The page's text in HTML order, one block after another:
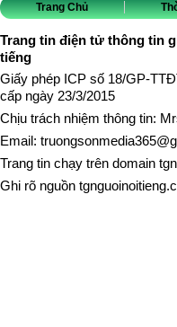
Trang Chủ
Trang tin điện tử thông tin
tiếng
Giấy phép ICP số 18/GP-
cấp ngày 23/3/2015
Chịu trách nhiệm thông tin:
Email:
Trang tin chạy trên domain
Ghi rõ nguồn